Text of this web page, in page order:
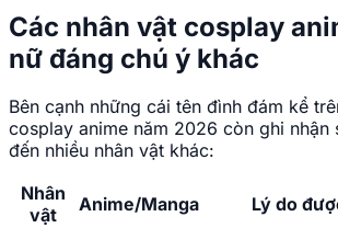
Các nhân vật cosplay
nữ đáng chú ý khác
Bên cạnh những cái tên đình đám kể
cosplay anime năm 2026 còn ghi nhận
đến nhiều nhân vật khác:
Nhân
vật
Anime/Manga Lý do